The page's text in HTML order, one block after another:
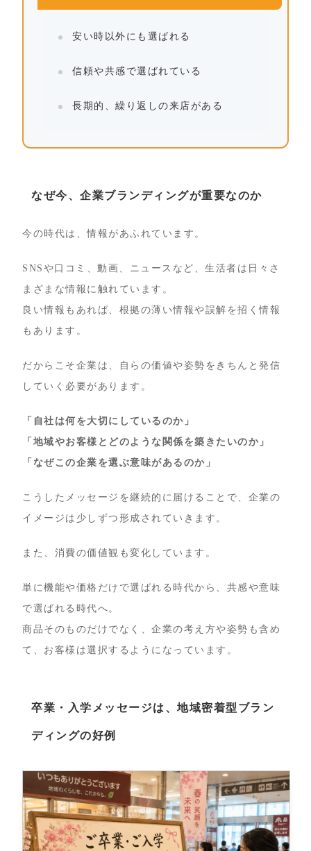
安い時以外にも選ばれる
信頼や共感で選ばれている
長期的、繰り返しの来店がある
なぜ今、企業ブランディングが重要なのか
今の時代は、情報があふれています。
SNSや口コミ、動画、ニュースなど、生活者は日々さ
まざまな情報に触れています。
良い情報もあれば、根拠の薄い情報や誤解を招く情報
もあります。
だからこそ企業は、自らの価値や姿勢をきちんと発信
していく必要があります。
「自社は何を大切にしているのか」
「地域やお客様とどのような関係を築きたいのか」
「なぜこの企業を選ぶ意味があるのか」
こうしたメッセージを継続的に届けることで、企業の
イメージは少しずつ形成されていきます。
また、消費の価値観も変化しています。
単に機能や価格だけで選ばれる時代から、共感や意味
で選ばれる時代へ。
商品そのものだけでなく、企業の考え方や姿勢も含め
て、お客様は選択するようになっています。
卒業・入学メッセージは、地域密着型ブラン
ディングの好例